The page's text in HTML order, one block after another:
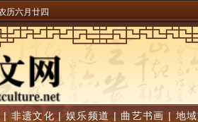
历六月廿四
|非遗文化 |娱乐频道 | 曲艺书画 | 地